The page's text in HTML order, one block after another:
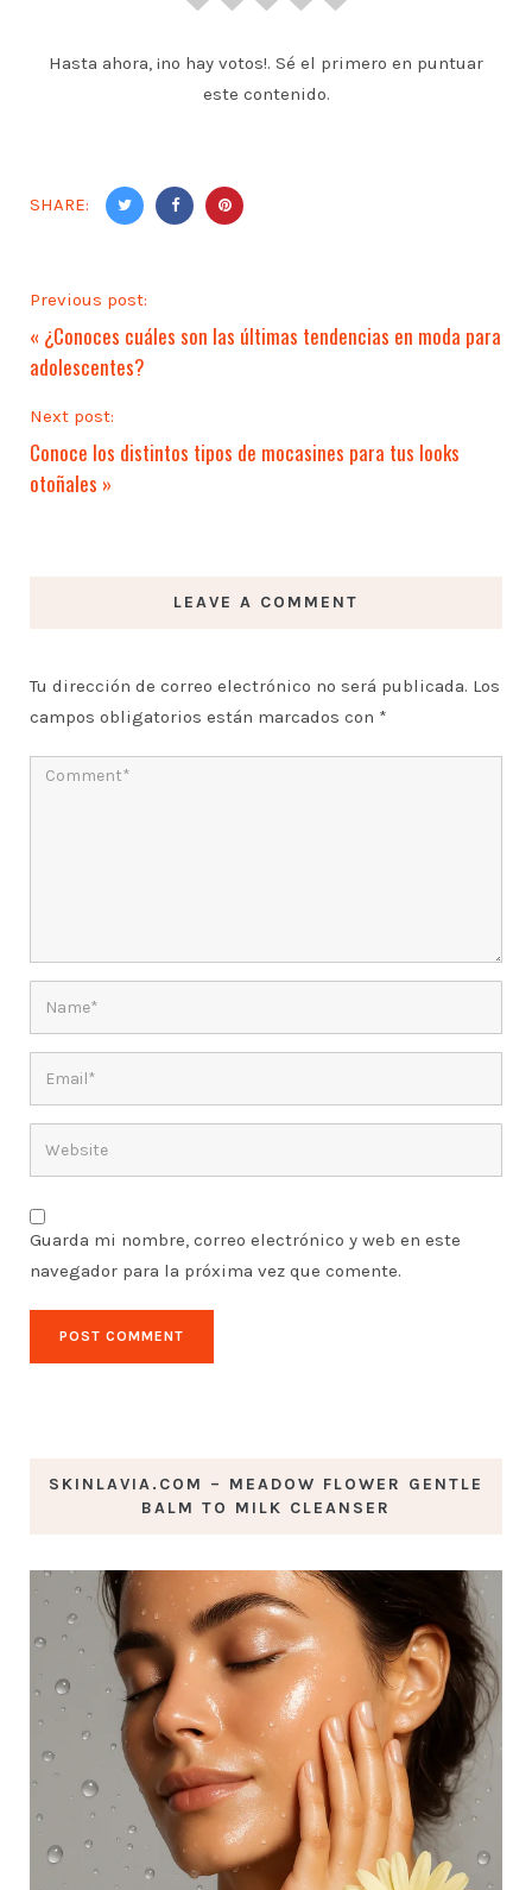
Hasta ahora, ¡no hay votos!. Sé el primero en puntuar
este contenido.
SHARE:
Previous post:
« ¿Conoces cuáles son las últimas tendencias en moda para
adolescentes?
Next post:
Conoce los distintos tipos de mocasines para tus looks
otoñales »
LEAVE A COMMENT
Tu dirección de correo electrónico no será publicada. Los
campos obligatorios están marcados con *
Guarda mi nombre, correo electrónico y web en este
navegador para la próxima vez que comente.
SKINLAVIA.COM – MEADOW FLOWER GENTLE
BALM TO MILK CLEANSER